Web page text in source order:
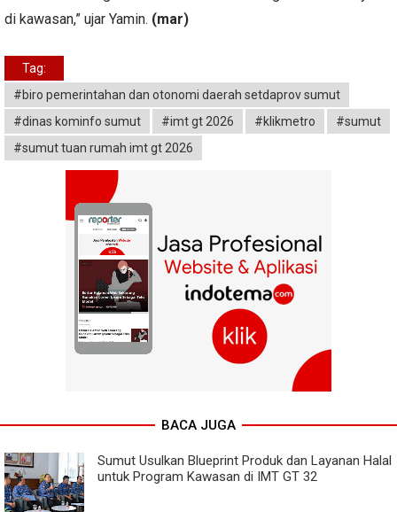
di kawasan,” ujar Yamin. (mar)
Tag:
#biro pemerintahan dan otonomi daerah setdaprov sumut
#dinas kominfo sumut
#imt gt 2026 #klikmetro
#sumut
#sumut tuan rumah imt gt 2026
BACA JUGA
Sumut Usulkan Blueprint Produk dan Layanan Halal
untuk Program Kawasan di IMT GT 32